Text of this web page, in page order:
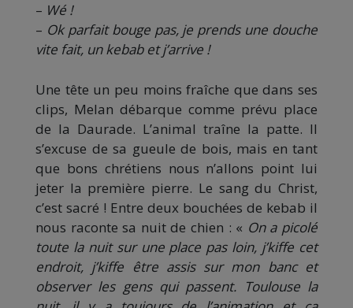
– Wé !
– Ok parfait bouge pas, je prends une douche
vite fait, un kebab et j’arrive !
Une tête un peu moins fraîche que dans ses
clips, Melan débarque comme prévu place
de la Daurade. L’animal traîne la patte. Il
s’excuse de sa gueule de bois, mais en tant
que bons chrétiens nous n’allons point lui
jeter la première pierre. Le sang du Christ,
c’est sacré ! Entre deux bouchées de kebab il
nous raconte sa nuit de chien : « On a picolé
toute la nuit sur une place pas loin, j’kiffe cet
endroit, j’kiffe être assis sur mon banc et
observer les gens qui passent. Toulouse la